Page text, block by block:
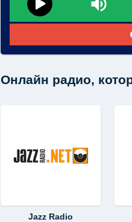
Онлайн радио,
Jazz Radio